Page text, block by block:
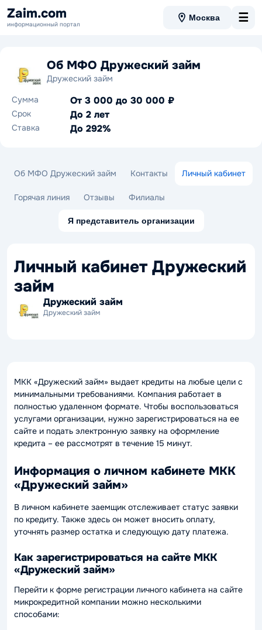
Zaim.com
информационный портал
Москва ☰
Об МФО Дружеский займ
Дружеский займ
Сумма
От 3 000 до 30 000 ₽
Срок До 2 лет
Ставка До 292%
Об МФО Дружеский займ Контакты Личный кабинет
Горячая линия Отзывы Филиалы
Я представитель организации
Личный кабинет Дружеский
займ
Дружеский займ
Дружеский займ
МКК «Дружеский займ» выдает кредиты на любые цели с
минимальными требованиями. Компания работает в
полностью удаленном формате. Чтобы воспользоваться
услугами организации, нужно зарегистрироваться на ее
сайте и подать электронную заявку на оформление
кредита – ее рассмотрят в течение 15 минут.
Информация о личном кабинете МКК
«Дружеский займ»
В личном кабинете заемщик отслеживает статус заявки
по кредиту. Также здесь он может вносить оплату,
уточнять размер остатка и следующую дату платежа.
Как зарегистрироваться на сайте МКК
«Дружеский займ»
Перейти к форме регистрации личного кабинета на сайте
микрокредитной компании можно несколькими
способами: